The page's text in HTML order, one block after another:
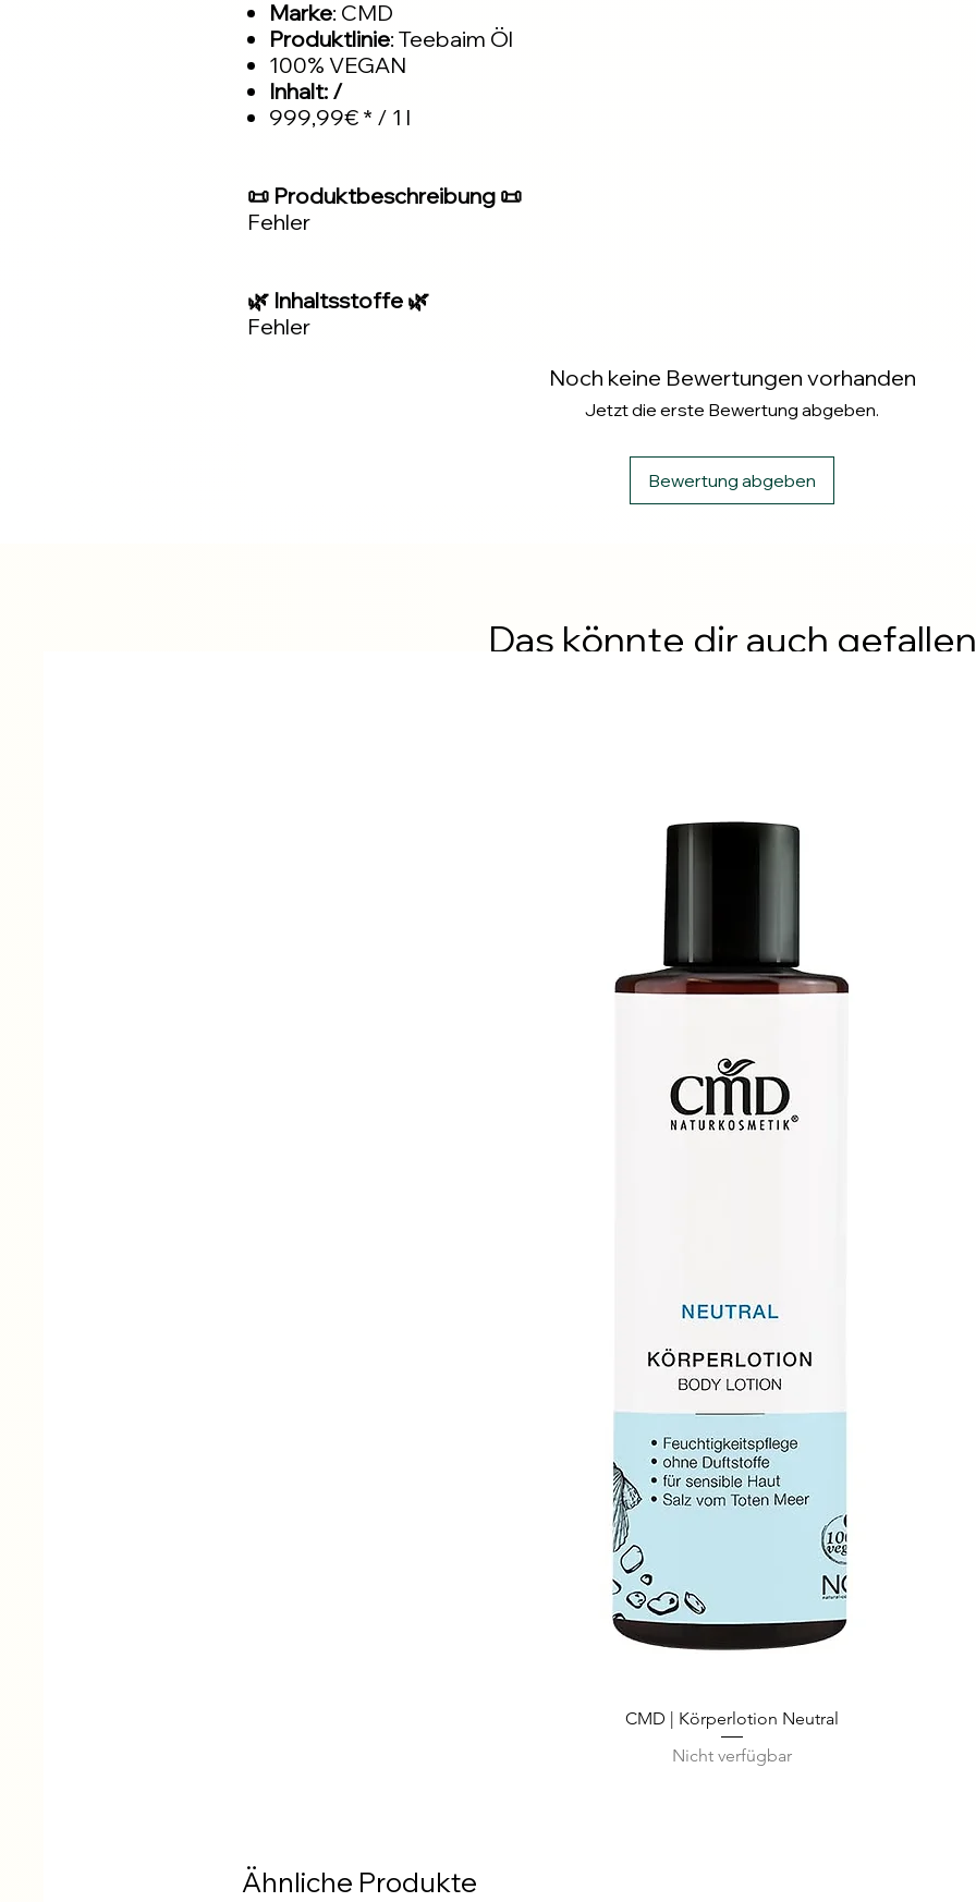
Marke: CMD
Produktlinie: Teebaim Öl
100% VEGAN
Inhalt: /
999,99€ * / 1 l
📜 Produktbeschreibung 📜
Fehler
🌿 Inhaltsstoffe 🌿
Fehler
Noch keine Bewertungen vorhanden
Jetzt die erste Bewertung abgeben.
Bewertung abgeben
Das könnte dir auch gefallen
Schnellansicht
CMD | Körperlotion Neutral
Nicht verfügbar
Ähnliche Produkte